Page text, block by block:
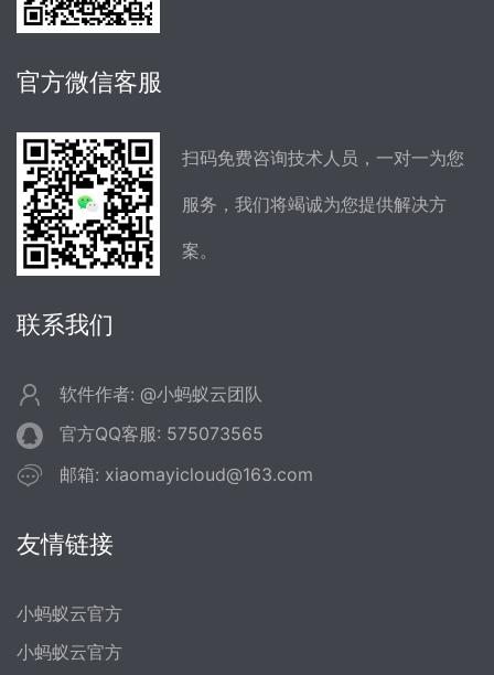
官方微信客服
扫码免费咨询技术人员，一对一为您
服务，我们将竭诚为您提供解决方
案。
联系我们
软件作者: @小蚂蚁云团队
官方QQ客服: 575073565
邮箱: xiaomayicloud@163.com
友情链接
小蚂蚁云官方
小蚂蚁云官方